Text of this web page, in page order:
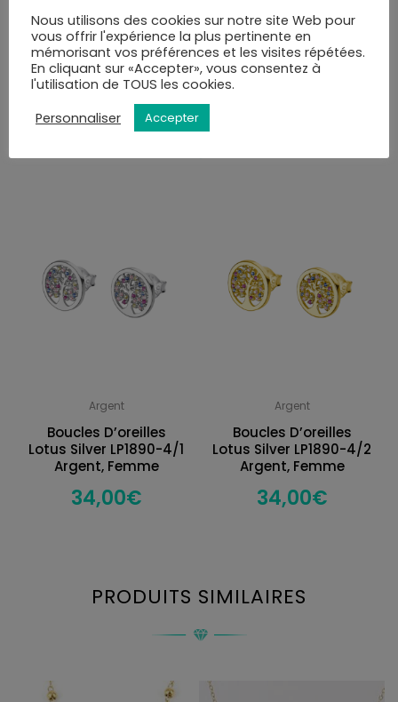
Vous pourrez choisir le mode de livraison au moment
de la validation du panier.
VOUS AIMEREZ PEUT-ÊTRE AUSSI…
Argent
Boucles D’oreilles
Lotus Silver LP1890-4/1
Argent, Femme
34,00€
Argent
Boucles D’oreilles
Lotus Silver LP1890-4/2
Argent, Femme
34,00€
PRODUITS SIMILAIRES
Nous utilisons des cookies sur notre site Web pour
vous offrir l'expérience la plus pertinente en
mémorisant vos préférences et les visites répétées.
En cliquant sur «Accepter», vous consentez à
l'utilisation de TOUS les cookies.
Personnaliser
Accepter